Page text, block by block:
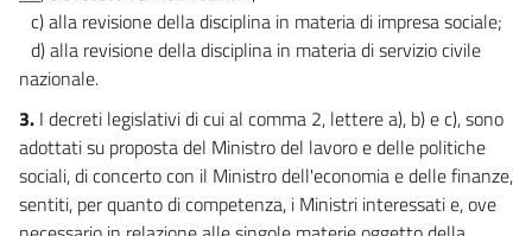
c) alla revisione della disciplina in materia di impresa sociale;
d) alla revisione della disciplina in materia di servizio civile
nazionale.
3. I decreti legislativi di cui al comma 2, lettere a), b) e c), sono
adottati su proposta del Ministro del lavoro e delle politiche
sociali, di concerto con il Ministro dell'economia e delle finanze,
sentiti, per quanto di competenza, i Ministri interessati e, ove